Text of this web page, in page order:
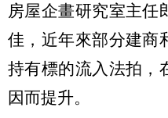
房屋企畫研究室主任
佳，近年來部分建商
持有標的流入法拍，
因而提升。